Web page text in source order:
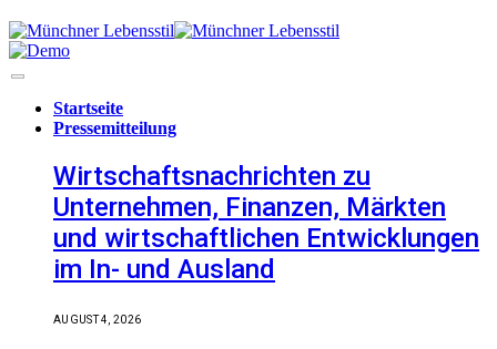
Startseite
Pressemitteilung
Wirtschaftsnachrichten zu
Unternehmen, Finanzen, Märkten
und wirtschaftlichen Entwicklungen
im In- und Ausland
AUGUST 4, 2026